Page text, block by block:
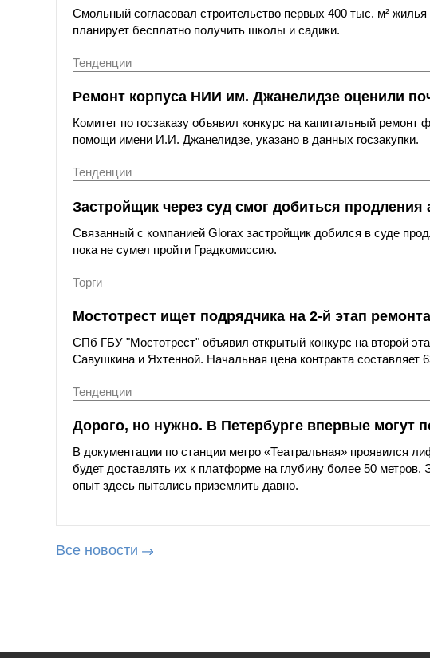
Смольный согласовал строительство первых 400 тыс. м²
планирует бесплатно получить школы и садики.
Тенденции
Ремонт корпуса НИИ им. Джанелидзе оценили
Комитет по госзаказу объявил конкурс на капитальный
помощи имени И.И. Джанелидзе, указано в данных госзакупки.
Тенденции
Застройщик через суд смог добиться
Связанный с компанией Glorax застройщик добился в суде
пока не сумел пройти Градкомиссию.
Торги
Мостотрест ищет подрядчика на 2-й этап
СПб ГБУ "Мостотрест" объявил открытый конкурс на второй
Савушкина и Яхтенной. Начальная цена контракта составляет
Тенденции
Дорого, но нужно. В Петербурге впервые могут
В документации по станции метро «Театральная» проявился
будет доставлять их к платформе на глубину более 50 метров.
опыт здесь пытались приземлить давно.
Все новости